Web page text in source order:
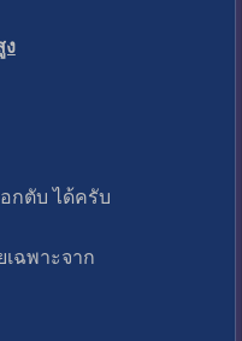
กตับ ได้ครับ
เฉพาะจาก